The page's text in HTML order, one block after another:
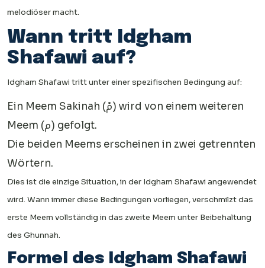
melodiöser macht.
Wann tritt Idgham
Shafawi auf?
Idgham Shafawi tritt unter einer spezifischen Bedingung auf:
Ein Meem Sakinah (مْ) wird von einem weiteren
Meem (م) gefolgt.
Die beiden Meems erscheinen in zwei getrennten
Wörtern.
Dies ist die einzige Situation, in der Idgham Shafawi angewendet
wird. Wann immer diese Bedingungen vorliegen, verschmilzt das
erste Meem vollständig in das zweite Meem unter Beibehaltung
des Ghunnah.
Formel des Idgham Shafawi